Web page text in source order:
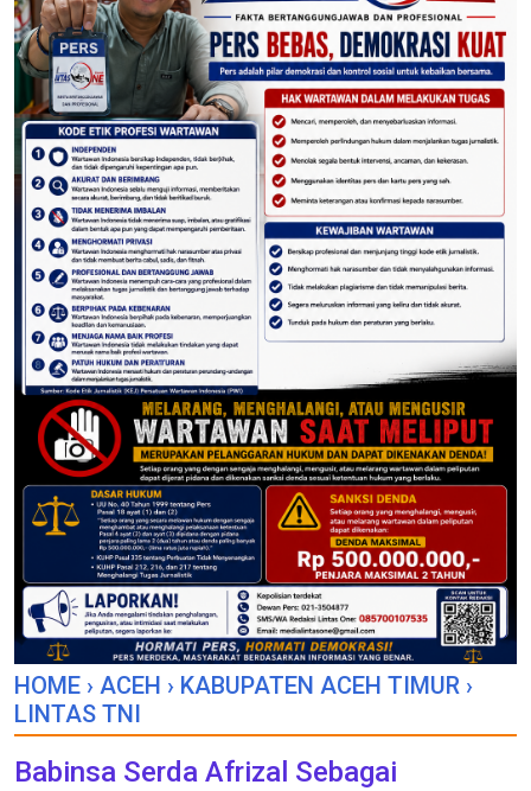
HOME › ACEH › KABUPATEN ACEH TIMUR ›
LINTAS TNI
Babinsa Serda Afrizal Sebagai